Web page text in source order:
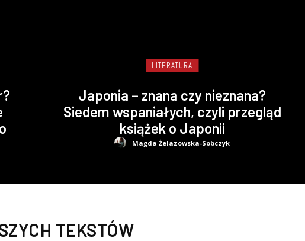
LITERATURA
Japonia – znana czy nieznana?
Siedem wspaniałych, czyli przegląd
książek o Japonii
Magda Żelazowska-Sobczyk
TEKSTÓW